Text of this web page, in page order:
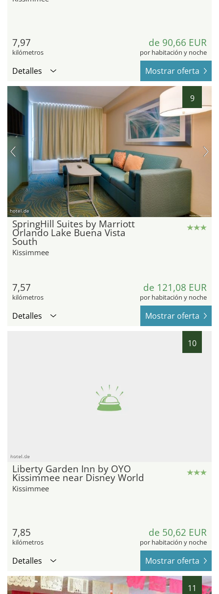
7,97
kilómetros
de 90,66 EUR
por habitación y noche
Detalles Mostrar oferta
9
hotel.de
SpringHill Suites by Marriott
Orlando Lake Buena Vista
South
Kissimmee
7,57
kilómetros
de 121,08 EUR
por habitación y noche
Detalles Mostrar oferta
10
hotel.de
Liberty Garden Inn by OYO
Kissimmee near Disney World
Kissimmee
7,85
kilómetros
de 50,62 EUR
por habitación y noche
Detalles Mostrar oferta
11